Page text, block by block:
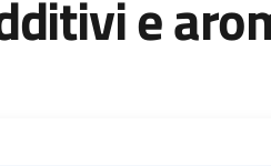
e